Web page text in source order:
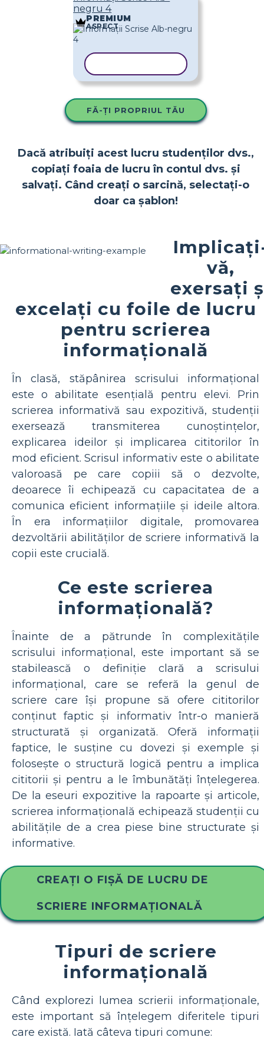
negru 4
PREMIUM
ASPECT
FĂ-ȚI PROPRIUL TĂU
Dacă atribuiți acest lucru studenților dvs.,
copiați foaia de lucru în contul dvs. și
salvați. Când creați o sarcină, selectați-o
doar ca șablon!
vă,
exersați
excelați cu foile de lucru
pentru scrierea
informațională
În clasă, stăpânirea scrisului informațional
este o abilitate esențială pentru elevi. Prin
scrierea informativă sau expozitivă, studenții
exersează transmiterea cunoștințelor,
explicarea ideilor și implicarea cititorilor în
mod eficient. Scrisul informativ este o abilitate
valoroasă pe care copiii să o dezvolte,
deoarece îi echipează cu capacitatea de a
comunica eficient informațiile și ideile altora.
În era informațiilor digitale, promovarea
dezvoltării abilităților de scriere informativă la
copii este crucială.
Ce este scrierea
informațională?
Înainte de a pătrunde în complexitățile
scrisului informațional, este important să se
stabilească o definiție clară a scrisului
informațional, care se referă la genul de
scriere care își propune să ofere cititorilor
conținut faptic și informativ într-o manieră
structurată și organizată. Oferă informații
faptice, le susține cu dovezi și exemple și
folosește o structură logică pentru a implica
cititorii și pentru a le îmbunătăți înțelegerea.
De la eseuri expozitive la rapoarte și articole,
scrierea informațională echipează studenții cu
abilitățile de a crea piese bine structurate și
informative.
CREAȚI O FIȘĂ DE LUCRU DE
SCRIERE INFORMAȚIONALĂ
Tipuri de scriere
informațională
Când explorezi lumea scrierii informaționale,
este important să înțelegem diferitele tipuri
care există. Iată câteva tipuri comune: